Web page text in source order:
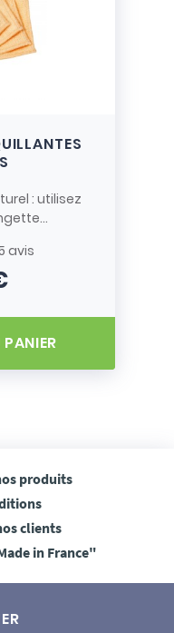
: utilisez
avis
produits
clients
in France"